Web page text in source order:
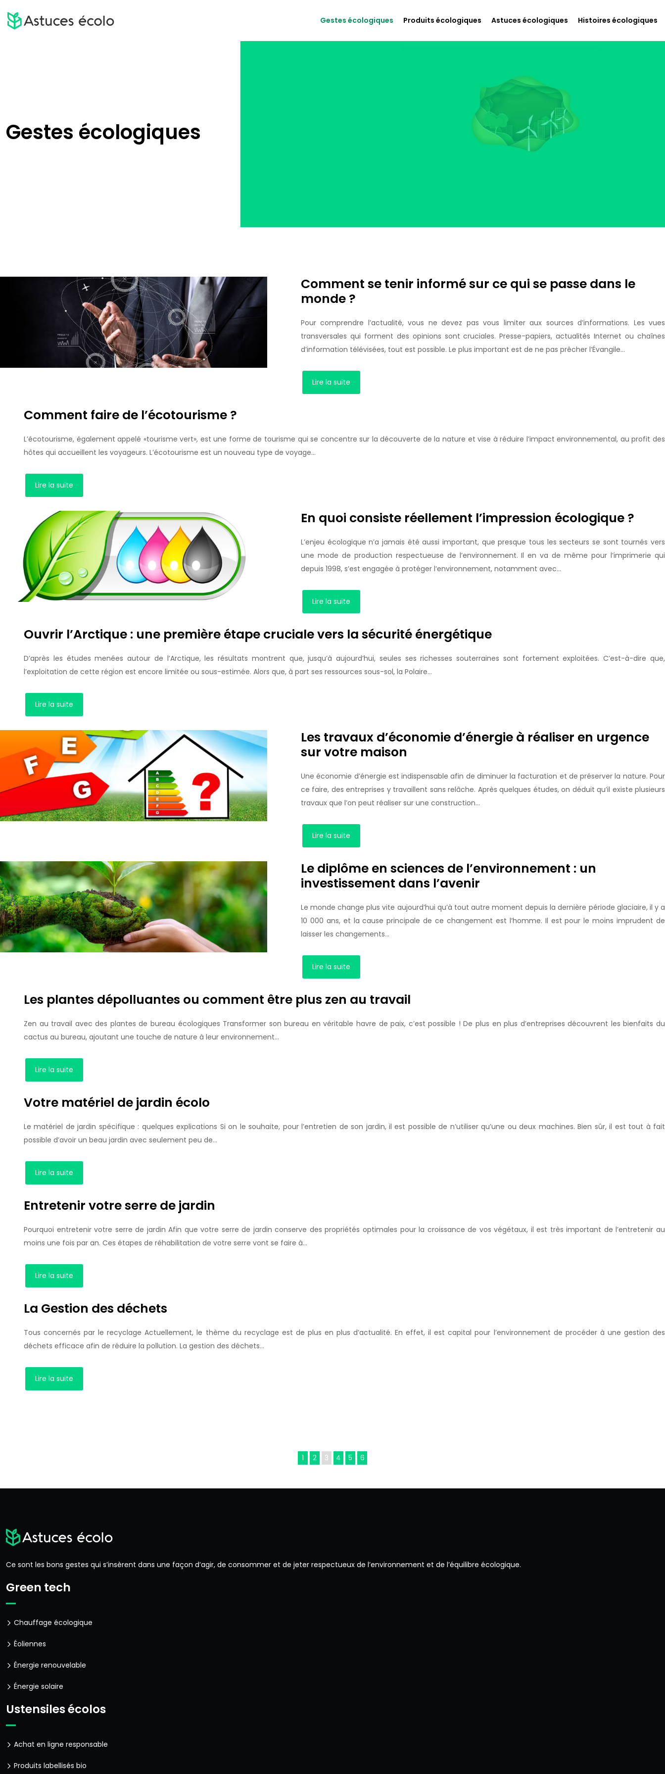
Gestes écologiques Produits écologiques Astuces écologiques Histoires écologiques
Gestes écologiques
Comment se tenir informé sur ce qui se passe dans le
monde ?
Pour comprendre l’actualité, vous ne devez pas vous limiter aux sources d’informations. Les vues
transversales qui forment des opinions sont cruciales. Presse-papiers, actualités Internet ou chaînes
d’information télévisées, tout est possible. Le plus important est de ne pas prêcher l’Évangile…
Lire la suite
Comment faire de l’écotourisme ?
L’écotourisme, également appelé «tourisme vert», est une forme de tourisme qui se concentre sur la découverte de la nature et vise à réduire l’impact environnemental, au profit des
hôtes qui accueillent les voyageurs. L’écotourisme est un nouveau type de voyage…
Lire la suite
En quoi consiste réellement l’impression écologique ?
L’enjeu écologique n’a jamais été aussi important, que presque tous les secteurs se sont tournés vers
une mode de production respectueuse de l’environnement. Il en va de même pour l’imprimerie qui
depuis 1998, s’est engagée à protéger l’environnement, notamment avec…
Lire la suite
Ouvrir l’Arctique : une première étape cruciale vers la sécurité énergétique
D’après les études menées autour de l’Arctique, les résultats montrent que, jusqu’à aujourd’hui, seules ses richesses souterraines sont fortement exploitées. C’est-à-dire que,
l’exploitation de cette région est encore limitée ou sous-estimée. Alors que, à part ses ressources sous-sol, la Polaire…
Lire la suite
Les travaux d’économie d’énergie à réaliser en urgence
sur votre maison
Une économie d’énergie est indispensable afin de diminuer la facturation et de préserver la nature. Pour
ce faire, des entreprises y travaillent sans relâche. Après quelques études, on déduit qu’il existe plusieurs
travaux que l’on peut réaliser sur une construction…
Lire la suite
Le diplôme en sciences de l’environnement : un
investissement dans l’avenir
Le monde change plus vite aujourd’hui qu’à tout autre moment depuis la dernière période glaciaire, il y a
10 000 ans, et la cause principale de ce changement est l’homme. Il est pour le moins imprudent de
laisser les changements…
Lire la suite
Les plantes dépolluantes ou comment être plus zen au travail
Zen au travail avec des plantes de bureau écologiques Transformer son bureau en véritable havre de paix, c’est possible ! De plus en plus d’entreprises découvrent les bienfaits du
cactus au bureau, ajoutant une touche de nature à leur environnement…
Lire la suite
Votre matériel de jardin écolo
Le matériel de jardin spécifique : quelques explications Si on le souhaite, pour l’entretien de son jardin, il est possible de n’utiliser qu’une ou deux machines. Bien sûr, il est tout à fait
possible d’avoir un beau jardin avec seulement peu de…
Lire la suite
Entretenir votre serre de jardin
Pourquoi entretenir votre serre de jardin Afin que votre serre de jardin conserve des propriétés optimales pour la croissance de vos végétaux, il est très important de l’entretenir au
moins une fois par an. Ces étapes de réhabilitation de votre serre vont se faire à…
Lire la suite
La Gestion des déchets
Tous concernés par le recyclage Actuellement, le thème du recyclage est de plus en plus d’actualité. En effet, il est capital pour l’environnement de procéder à une gestion des
déchets efficace afin de réduire la pollution. La gestion des déchets…
Lire la suite
1 2 3 4 5 6
Ce sont les bons gestes qui s’insèrent dans une façon d’agir, de consommer et de jeter respectueux de l’environnement et de l’équilibre écologique.
Green tech
Chauffage écologique
Éoliennes
Énergie renouvelable
Énergie solaire
Ustensiles écolos
Achat en ligne responsable
Produits labellisés bio